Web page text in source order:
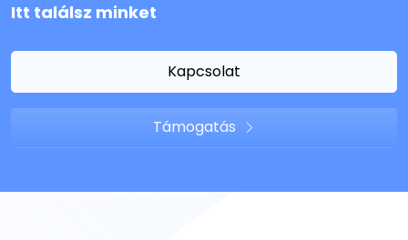
Itt találsz minket
Kapcsolat
Támogatás